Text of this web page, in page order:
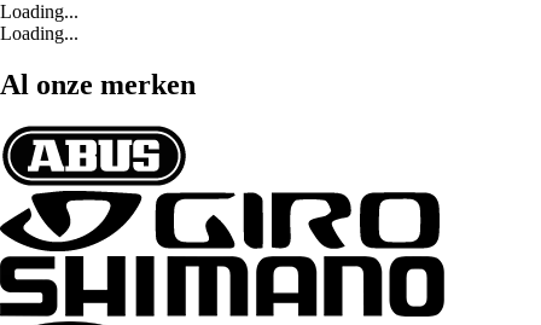
Loading...
Loading...
Al onze merken